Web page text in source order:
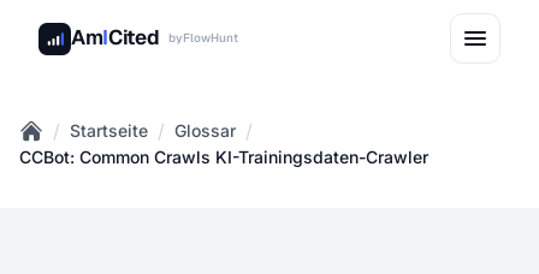
AmICited byFlowHunt
Home
/ Startseite / Glossar /
CCBot: Common Crawls KI-Trainingsdaten-Crawler